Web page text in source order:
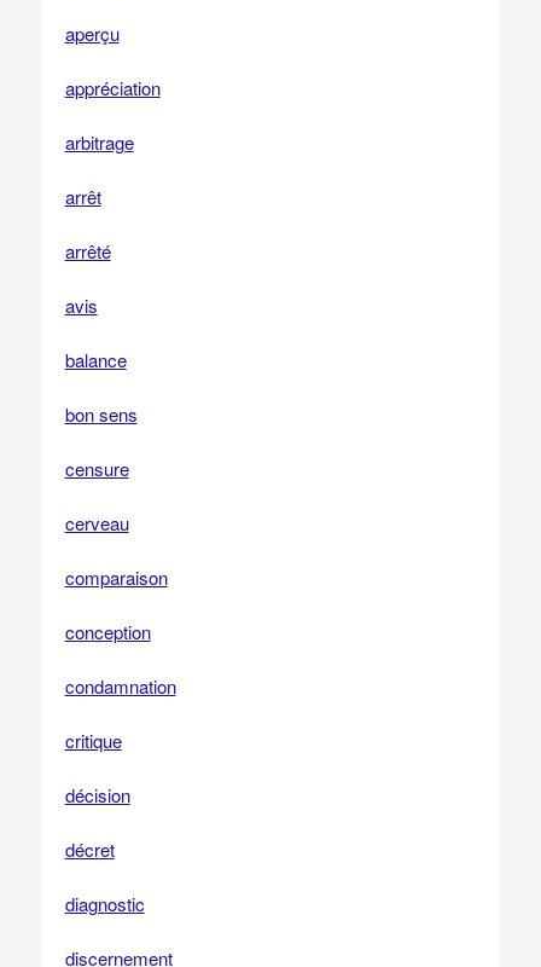
aperçu
appréciation
arbitrage
arrêt
arrêté
avis
balance
bon sens
censure
cerveau
comparaison
conception
condamnation
critique
décision
décret
diagnostic
discernement